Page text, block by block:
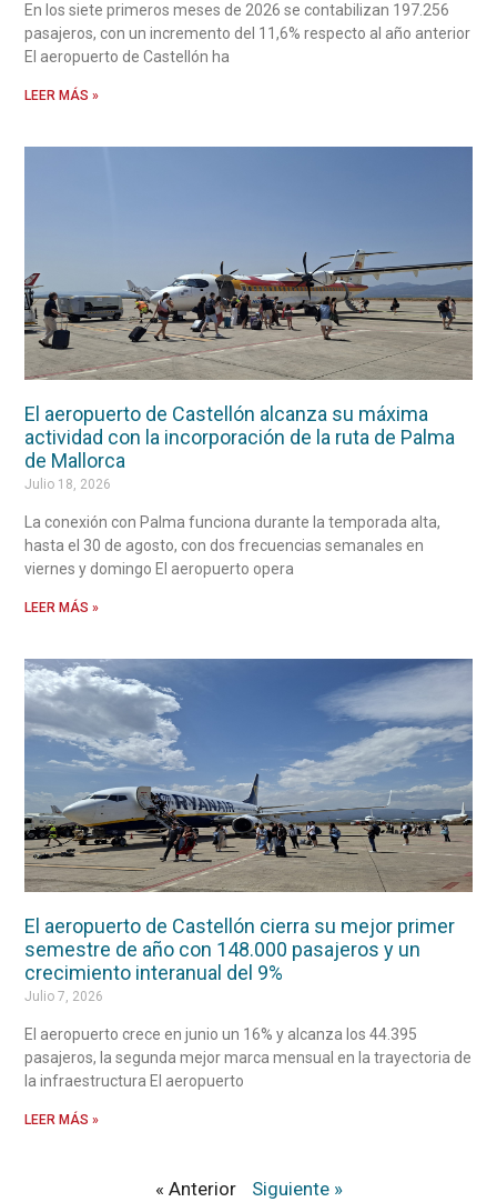
En los siete primeros meses de 2026 se contabilizan 197.256
pasajeros, con un incremento del 11,6% respecto al año anterior
El aeropuerto de Castellón ha
LEER MÁS »
El aeropuerto de Castellón alcanza su máxima
actividad con la incorporación de la ruta de Palma
de Mallorca
Julio 18, 2026
La conexión con Palma funciona durante la temporada alta,
hasta el 30 de agosto, con dos frecuencias semanales en
viernes y domingo El aeropuerto opera
LEER MÁS »
El aeropuerto de Castellón cierra su mejor primer
semestre de año con 148.000 pasajeros y un
crecimiento interanual del 9%
Julio 7, 2026
El aeropuerto crece en junio un 16% y alcanza los 44.395
pasajeros, la segunda mejor marca mensual en la trayectoria de
la infraestructura El aeropuerto
LEER MÁS »
« Anterior Siguiente »